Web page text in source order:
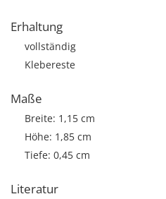
Erhaltung
vollständig
Klebereste
Maße
Breite: 1,15 cm
Höhe: 1,85 cm
Tiefe: 0,45 cm
Literatur